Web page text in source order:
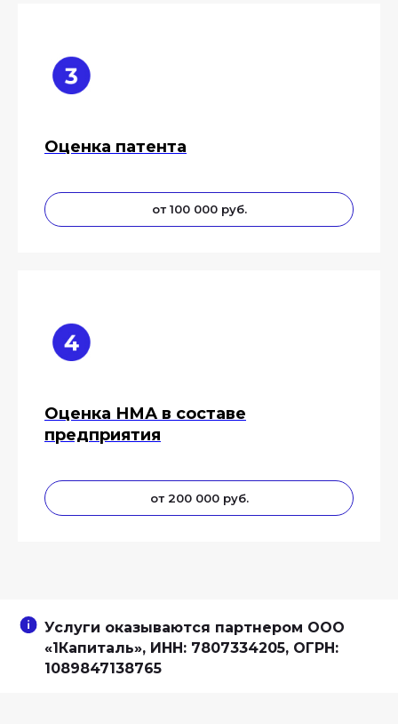
Оценка патента
от 100 000 руб.
Оценка НМА в составе
предприятия
от 200 000 руб.
Услуги оказываются партнером ООО
«1Капиталь», ИНН: 7807334205, ОГРН:
1089847138765